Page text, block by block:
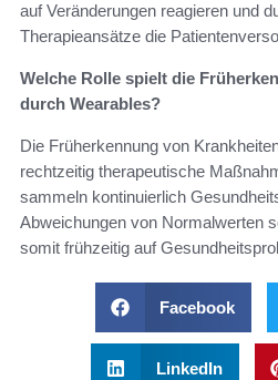
auf Veränderungen reagieren und
Therapieansätze die
Welche Rolle spielt die
durch Wearables?
Die Früherkennung von
rechtzeitig therapeutische
sammeln kontinuierlich
Abweichungen von Normalwerten
somit frühzeitig auf
Facebook
LinkedIn